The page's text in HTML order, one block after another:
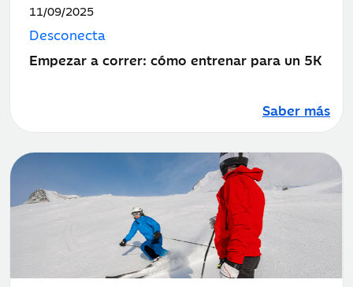
Fecha
publicación:
11/09/2025
Desconecta
Empezar a correr: cómo entrenar para un 5K
Saber más